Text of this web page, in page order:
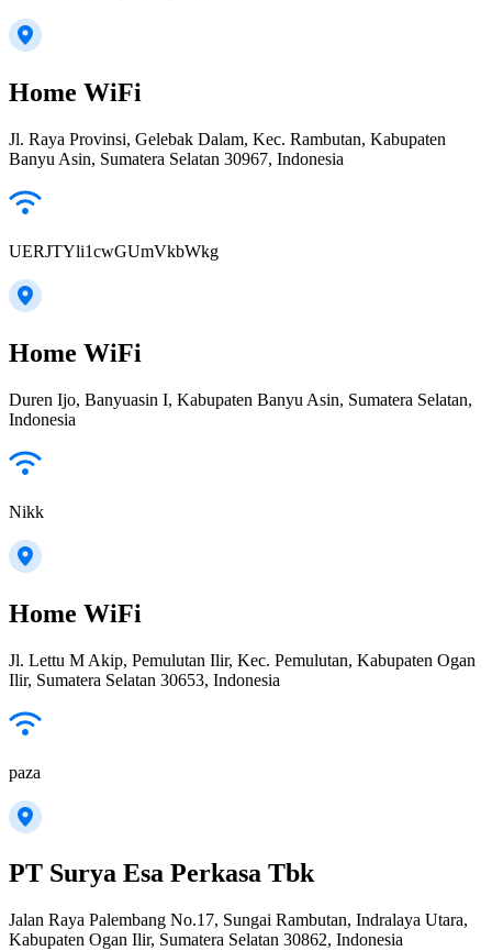
Home WiFi
Jl. Raya Provinsi, Gelebak Dalam, Kec. Rambutan, Kabupaten
Banyu Asin, Sumatera Selatan 30967, Indonesia
UERJTYli1cwGUmVkbWkg
Home WiFi
Duren Ijo, Banyuasin I, Kabupaten Banyu Asin, Sumatera Selatan,
Indonesia
Nikk
Home WiFi
Jl. Lettu M Akip, Pemulutan Ilir, Kec. Pemulutan, Kabupaten Ogan
Ilir, Sumatera Selatan 30653, Indonesia
paza
PT Surya Esa Perkasa Tbk
Jalan Raya Palembang No.17, Sungai Rambutan, Indralaya Utara,
Kabupaten Ogan Ilir, Sumatera Selatan 30862, Indonesia